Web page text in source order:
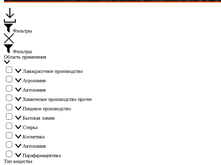
Фильтры
Фильтры
Область применения
Лакокрасочное производство
Агрохимия
Автохимия
Химическое производство прочее
Пищевое производство
Бытовая химия
Стирка
Косметика
Автохимия
Парафармацевтика
Тип вещества